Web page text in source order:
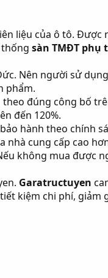
liệu của ô tô. Được
sàn TMĐT phụ
Nên người sử
phẩm.
theo đúng công bố
đến 120%.
hành theo chính
nhà cung cấp cao
không mua được
Garatructuyen
kiệm chi phí, giảm